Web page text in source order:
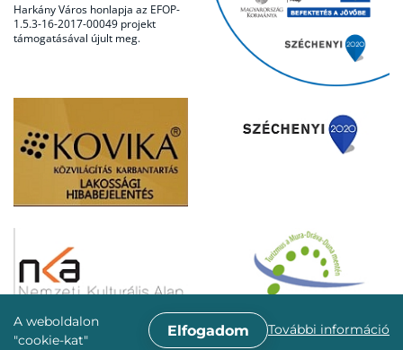
A weboldalon
"cookie-kat"
Elfogadom További információ
Harkány Város honlapja az EFOP-
1.5.3-16-2017-00049 projekt
támogatásával újult meg.